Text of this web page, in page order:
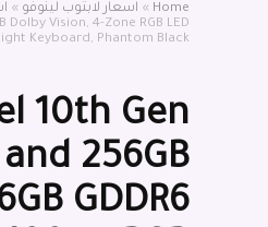
Home
» اسعار لابتوب لينوفو »
Dolby Vision, 4-Zone RGB LED
Keyboard, Phantom Black
10th Gen
and 256GB
GDDR6